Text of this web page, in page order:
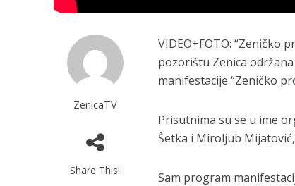
ZenicaTV
Share This!
VIDEO+FOTO: “Zeničko
pozorištu Zenica
manifestacije “Zeničko
Prisutnima su se u ime
Šetka i Miroljub
Sam program